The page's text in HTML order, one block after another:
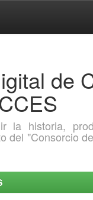
de
la historia,
del "Consorcio